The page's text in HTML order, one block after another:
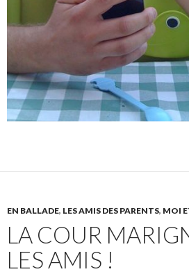
EN BALLADE, LES AMIS DES PARENTS, MOI
LA COUR
LES AMIS !